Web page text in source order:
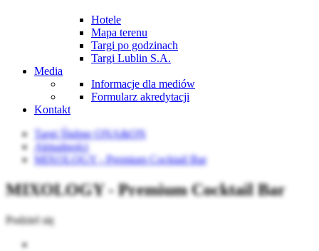
Hotele
Mapa terenu
Targi po godzinach
Targi Lublin S.A.
Media
Informacje dla mediów
Formularz akredytacji
Kontakt
Targi Ślubne ONA&ON
Aktualności
MIXOLOGY - Premium Cocktail Bar
MIXOLOGY - Premium Cocktail Bar
Podziel się